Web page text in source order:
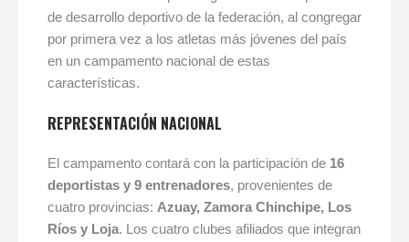
de desarrollo deportivo de la federación, al congregar
por primera vez a los atletas más jóvenes del país
en un campamento nacional de estas
características.
REPRESENTACIÓN NACIONAL
El campamento contará con la participación de 16
deportistas y 9 entrenadores, provenientes de
cuatro provincias: Azuay, Zamora Chinchipe, Los
Ríos y Loja. Los cuatro clubes afiliados que integran